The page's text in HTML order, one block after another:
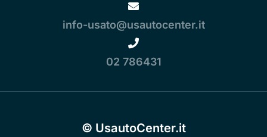
info-usato@usautocenter.it
02 786431
© UsautoCenter.it